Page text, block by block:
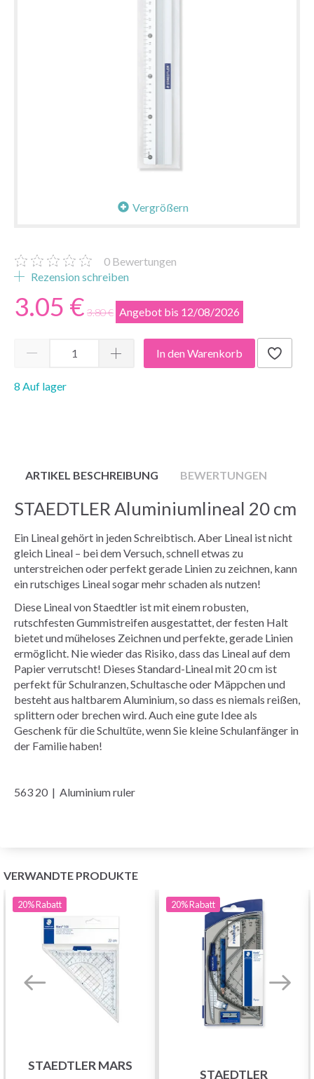
Vergrößern
0 Bewertungen
Rezension schreiben
3.05 € 3.80 € Angebot bis 12/08/2026
In den Warenkorb
8 Auf lager
ARTIKEL BESCHREIBUNG BEWERTUNGEN
STAEDTLER Aluminiumlineal 20 cm
Ein Lineal gehört in jeden Schreibtisch. Aber Lineal ist nicht
gleich Lineal – bei dem Versuch, schnell etwas zu
unterstreichen oder perfekt gerade Linien zu zeichnen, kann
ein rutschiges Lineal sogar mehr schaden als nutzen!
Diese Lineal von Staedtler ist mit einem robusten,
rutschfesten Gummistreifen ausgestattet, der festen Halt
bietet und müheloses Zeichnen und perfekte, gerade Linien
ermöglicht. Nie wieder das Risiko, dass das Lineal auf dem
Papier verrutscht! Dieses Standard-Lineal mit 20 cm ist
perfekt für Schulranzen, Schultasche oder Mäppchen und
besteht aus haltbarem Aluminium, so dass es niemals reißen,
splittern oder brechen wird. Auch eine gute Idee als
Geschenk für die Schultüte, wenn Sie kleine Schulanfänger in
der Familie haben!
563 20 | Aluminium ruler
VERWANDTE PRODUKTE
20%Rabatt
STAEDTLER MARS
20%Rabatt
STAEDTLER